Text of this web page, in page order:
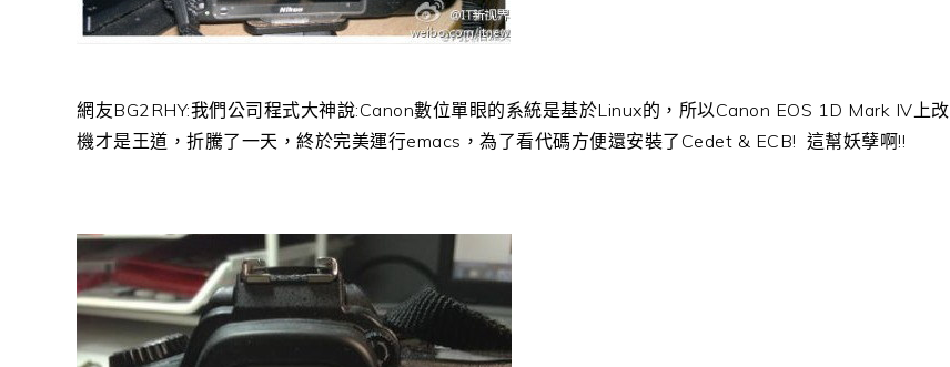
網友BG2RHY:我們公司程式大神說:Canon數位單眼的系統是基於Linux的，所以Canon EOS 1D Mark IV上改
機才是王道，折騰了一天，終於完美運行emacs，為了看代碼方便還安裝了Cedet & ECB! 這幫妖孽啊!!